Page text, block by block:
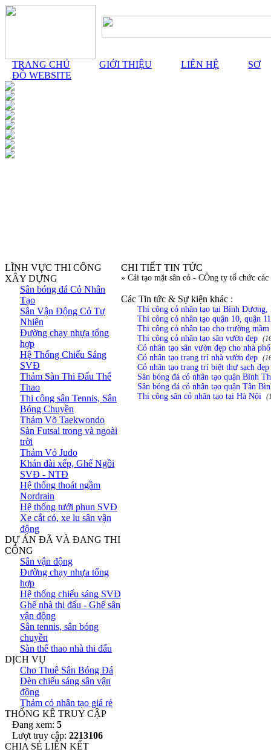
TRANG CHỦ GIỚI THIỆU LIÊN HỆ
SƠ
ĐỒ WEBSITE
LĨNH VỰC THI CÔNG
XÂY DỰNG
Sân bóng đá Cỏ Nhân
Tạo
Sân Vận Động Cỏ Tự
Nhiên
Đường chạy nhựa tổng
hợp
Hệ Thống Chiếu Sáng
SVĐ
Thảm Sàn Thi Đấu Thể
Thao
Thi công sân Tennis, Sân
Bóng Chuyền
Thảm Võ Taekwondo
Sàn Futsal trong và ngoài
trời
Thảm Vỏ Judo
Khán đài xếp, Ghế Ngồi
SVĐ - NTĐ
Hệ thống thoát ngầm
Nordrain
Hệ thống tưới phun SVĐ
Xe cắt cỏ, xe lu sân vận
động
DỰ ÁN ĐÃ VÀ ĐANG THI
CÔNG
Sân vận động
Đường chạy nhựa tổng
hợp
Hệ thống chiếu sáng SVĐ
Ghế nhà thi đấu - Ghế sân
vận động
Sân tennis, sân bóng
chuyền
Sàn thể thao nhà thi đấu
DỊCH VỤ
Cho Thuê Sân Bóng Đá
Đèn chiếu sáng sân vận
động
Thảm cỏ nhân tạo giá rẻ
THỐNG KÊ TRUY CẬP
Đang xem: 5
Lượt truy cập: 2213106
CHIA SẺ LIÊN KẾT
CHI TIẾT TIN TỨC
» Cải tạo mặt sân cỏ - CÔng ty tổ chức
Các Tin tức & Sự kiện khác :
Thi công cỏ nhân tạo tại Bình Dương,
Thi công cỏ nhân tạo quận 10, quận
Thi công cỏ nhân tạo cho trường mầm
Thi công cỏ nhân tạo sân vườn đẹp
Cỏ nhân tạo sân vườn đẹp cho nhà phố
Cỏ nhân tạo trang trí nhà vườn đẹp
Cỏ nhân tạo trang trí biệt thự sạch đẹp
Sân bóng đá cỏ nhân tạo quận Bình
Sân bóng đá cỏ nhân tạo quận Tân
Thi công sân cỏ nhân tạo tại Hà Nội